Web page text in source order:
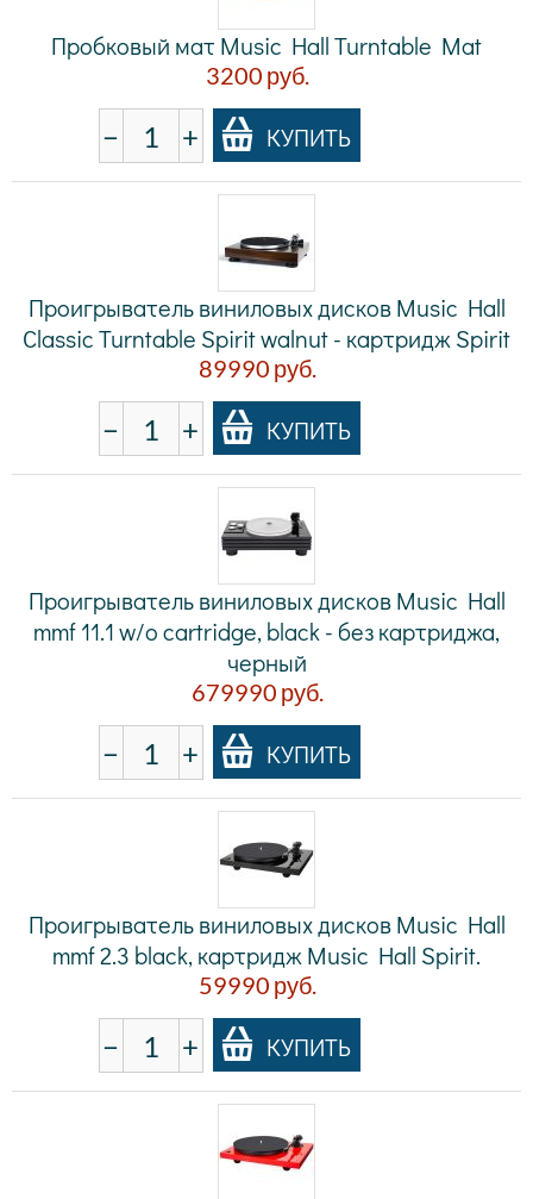
Пробковый мат Music Hall Turntable Mat
3200 руб.
− + КУПИТЬ
Проигрыватель виниловых дисков Music Hall
Classic Turntable Spirit walnut - картридж Spirit
89990 руб.
− + КУПИТЬ
Проигрыватель виниловых дисков Music Hall
mmf 11.1 w/o cartridge, black - без картриджа,
черный
679990 руб.
− + КУПИТЬ
Проигрыватель виниловых дисков Music Hall
mmf 2.3 black, картридж Music Hall Spirit.
59990 руб.
− + КУПИТЬ